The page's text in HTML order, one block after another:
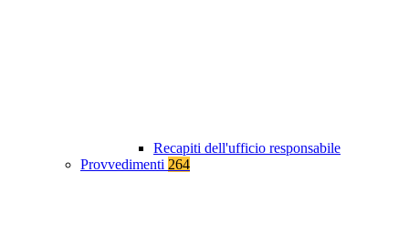
Recapiti dell'ufficio responsabile
Provvedimenti 264